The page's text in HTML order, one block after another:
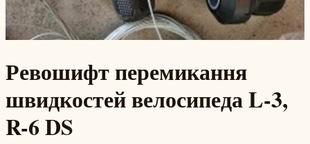
Ревошифт перемикання
швидкостей велосипеда L-3,
R-6 DS